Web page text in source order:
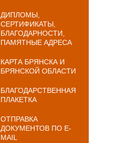
ДИПЛОМЫ,
СЕРТИФИКАТЫ,
БЛАГОДАРНОСТИ,
ПАМЯТНЫЕ АДРЕСА
КАРТА БРЯНСКА И
БРЯНСКОЙ ОБЛАСТИ
БЛАГОДАРСТВЕННАЯ
ПЛАКЕТКА
ОТПРАВКА
ДОКУМЕНТОВ ПО E-
MAIL